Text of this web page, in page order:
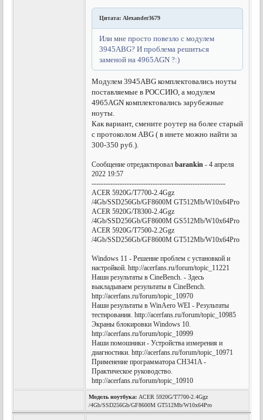
Цитата: Alexander3679
Или мне просто повезло с модулем
3945ABG? И проблема решиться
заменой на 4965AGN ?:)
Модулем 3945ABG комплектовались ноуты
поставляемые в РОССИЮ, а модулем
4965AGN комплектовались зарубежные
ноуты.
Как вариант, смените роутер на более старый
с протоколом ABG ( в инете можно найти за
300-350 руб.).
Сообщение отредактировалbarankin - 4 апреля
2022 19:57
---------------------------------------------------------
ACER 5920G/T7700-2.4Ggz
/4Gb/SSD256Gb/GF8600M GT512Mb/W10x64Pro
ACER 5920G/T8300-2.4Ggz
/4Gb/SSD256Gb/GF8600M GS512Mb/W10x64Pro
ACER 5920G/T7500-2.2Ggz
/4Gb/SSD256Gb/GF8600M GT512Mb/W10x64Pro
Windows 11 - Решение проблем с установкой и
настройкой. http://acerfans.ru/forum/topic_11221
Наши результаты в CineBench. - Здесь
выкладываем результаты в CineBench.
http://acerfans.ru/forum/topic_10970
Наши результаты в WinAero WEI - Результаты
тестирования. http://acerfans.ru/forum/topic_10985
Экраны блокировки Windows 10.
http://acerfans.ru/forum/topic_10999
Наши помошники - Устройства измерения и
диагностики. http://acerfans.ru/forum/topic_10971
Применение программатора CH341A -
Практическое руководство.
http://acerfans.ru/forum/topic_10910
Модель ноутбука: ACER 5920G/T7700-2.4Ggz
/4Gb/SSD256Gb/GF8600M GT512Mb/W10x64Pro